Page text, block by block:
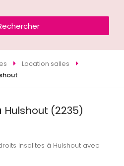
Location salles
Hulshout (2235)
Insolites à Hulshout avec